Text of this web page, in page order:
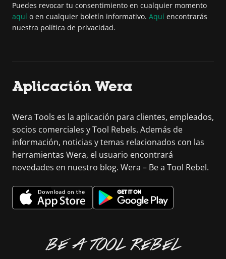
Puedes revocar tu consentimiento en cualquier momento
aquí o en cualquier boletín informativo. Aquí encontrarás
nuestra política de privacidad.
Aplicación Wera
Wera Tools es la aplicación para clientes, empleados,
socios comerciales y Tool Rebels. Además de
información, noticias y temas relacionados con las
herramientas Wera, el usuario encontrará
novedades en nuestro blog. Wera – Be a Tool Rebel.
BE A TOOL REBEL